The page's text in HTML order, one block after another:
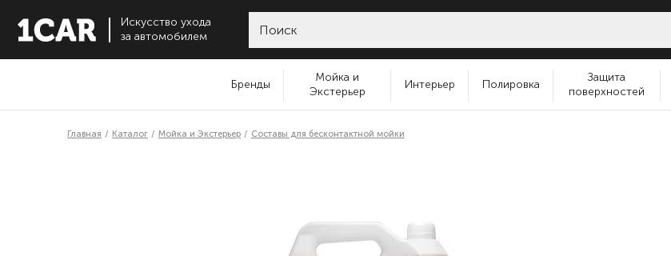
Искусство ухода
за автомобилем
Бренды
Мойка и
Экстерьер
Интерьер Полировка
Защита
поверхностей
Главная Каталог Мойка и Экстерьер Составы для бесконтактной мойки